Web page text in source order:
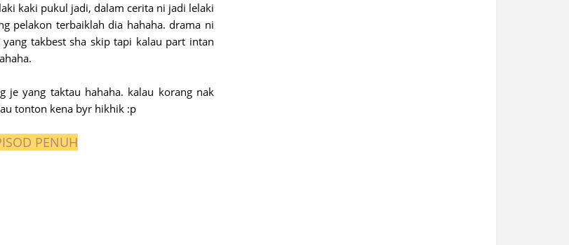
kaki pukul jadi, dalam cerita ni jadi lelaki
pelakon terbaiklah dia hahaha. drama ni
takbest sha skip tapi kalau part intan
je yang taktau hahaha. kalau korang nak
tonton kena byr hikhik :p
PENUH